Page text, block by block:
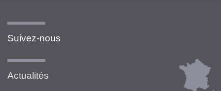
Suivez-nous
Actualités